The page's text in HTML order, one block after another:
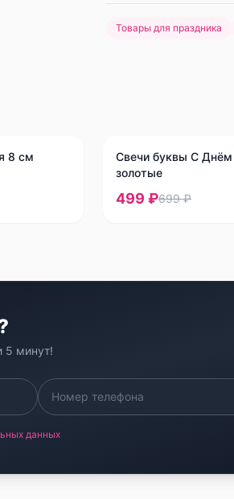
Товары для праздника
8 см -29%
Свечи буквы С
золотые
499 ₽699 ₽
5 минут!
данных